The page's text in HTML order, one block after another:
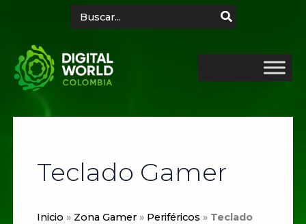
contenido
for:
Teclado Gamer
Inicio » Zona Gamer » Periféricos » Teclado